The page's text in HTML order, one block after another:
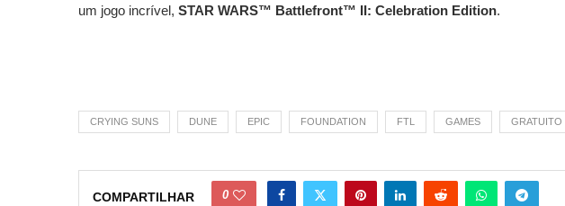
um jogo incrível, STAR WARS™ Battlefront™ II: Celebration Edition.
CRYING SUNS DUNE EPIC FOUNDATION FTL GAMES GRATUITO
COMPARTILHAR 0